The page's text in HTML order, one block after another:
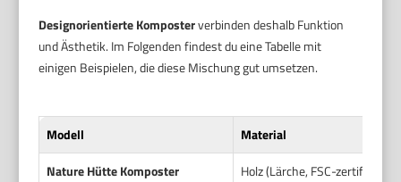
Designorientierte Komposterverbinden deshalb Funktion
und Ästhetik. Im Folgenden findest du eine Tabelle mit
einigen Beispielen, die diese Mischung gut umsetzen.
Modell
Material
Nature Hütte Komposter
Holz (Lärche, FSC-zertifiziert)